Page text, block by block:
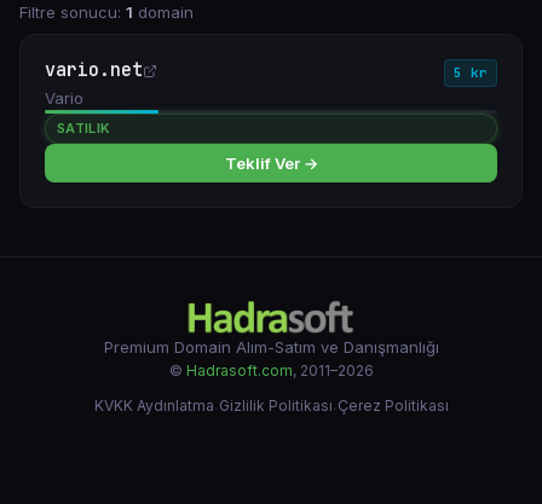
Filtre sonucu: 1 domain
vario.net 5 kr
Vario
SATILIK
Teklif Ver →
Premium Domain Alım-Satım ve Danışmanlığı
© Hadrasoft.com, 2011–2026
KVKK Aydınlatma·Gizlilik Politikası·Çerez Politikası